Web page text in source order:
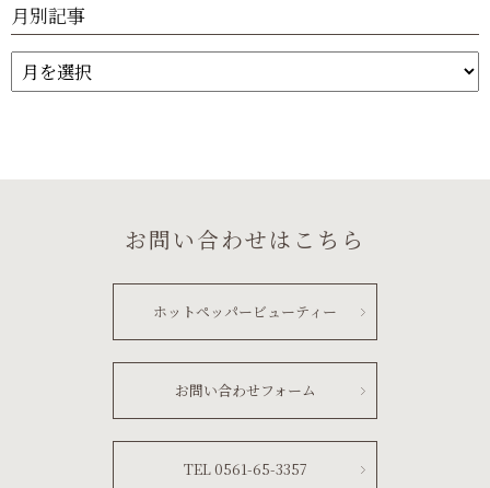
月別記事
お問い合わせはこちら
ホットペッパービューティー
お問い合わせフォーム
TEL 0561-65-3357